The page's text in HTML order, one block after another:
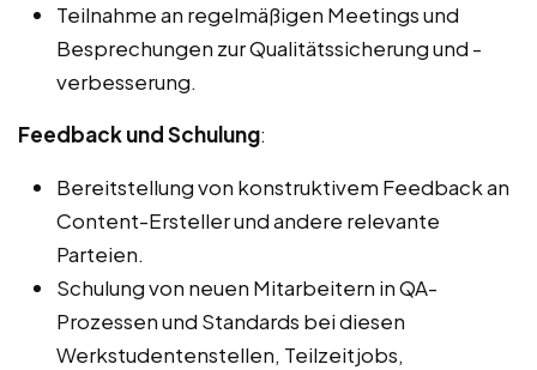
Teilnahme an regelmäßigen Meetings und
Besprechungen zur Qualitätssicherung und -
verbesserung.
Feedback und Schulung:
Bereitstellung von konstruktivem Feedback an
Content-Ersteller und andere relevante
Parteien.
Schulung von neuen Mitarbeitern in QA-
Prozessen und Standards bei diesen
Werkstudentenstellen, Teilzeitjobs,